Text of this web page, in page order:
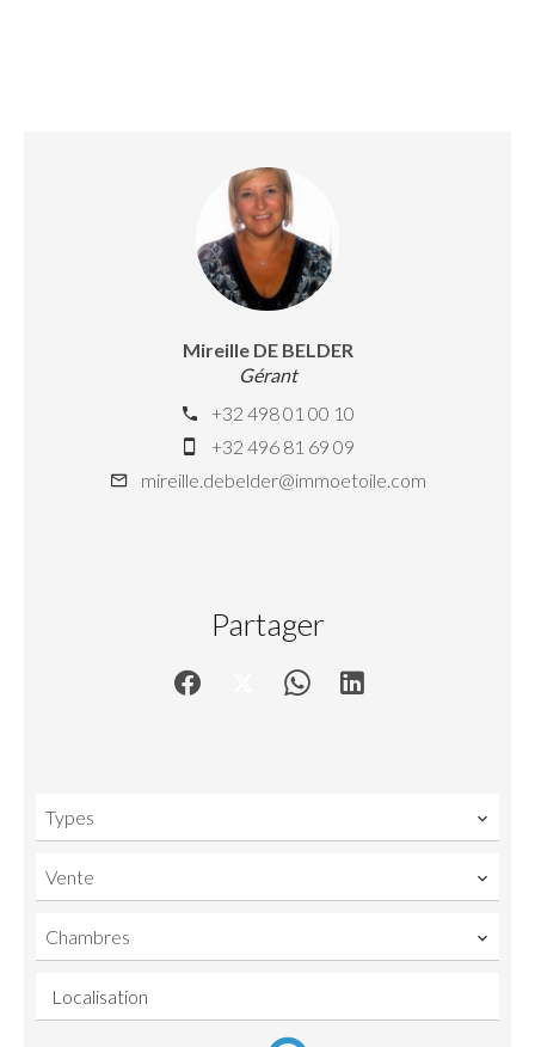
Mireille DE BELDER
Gérant
+32 498 01 00 10
+32 496 81 69 09
mireille.debelder@immoetoile.com
Partager
Types
Vente
Chambres
Localisation